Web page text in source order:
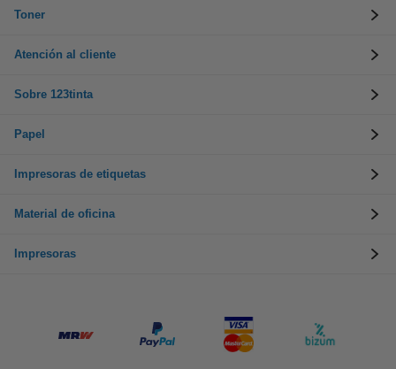
Toner
Atención al cliente
Sobre 123tinta
Papel
Impresoras de etiquetas
Material de oficina
Impresoras